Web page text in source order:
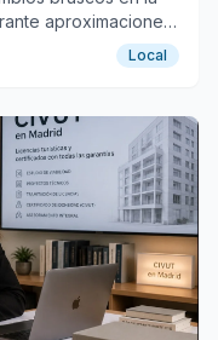
aproximaciones
Local